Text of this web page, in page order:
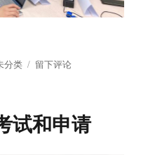
分类
于
次
训
留下评论
试和申请